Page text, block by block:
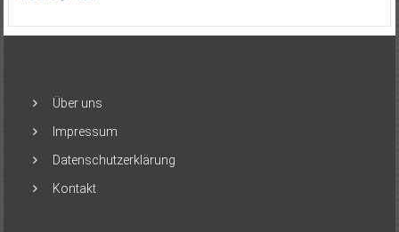
Über uns
Impressum
Datenschutzerklärung
Kontakt